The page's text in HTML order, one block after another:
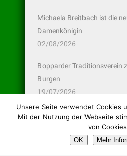
Michaela Breitbach ist die
Damenkönigin
02/08/2026
Bopparder Traditionsverein
Burgen
19/07/2026
Bopparder Pistolen-
Unsere Seite verwendet Cookies
Mit der Nutzung der Webseite
von
OK Mehr